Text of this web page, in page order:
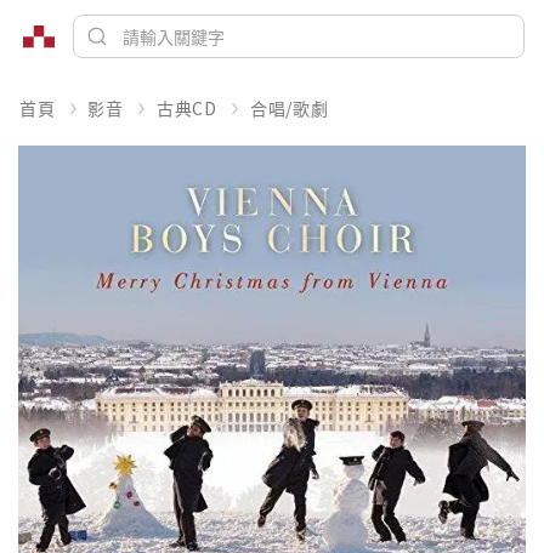
首頁 影音 古典CD 合唱/歌劇